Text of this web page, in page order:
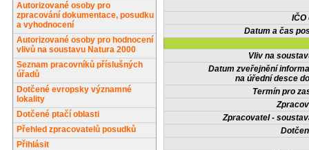
Autorizované osoby pro
zpracování dokumentace, posudku
a vyhodnocení
Autorizované osoby pro hodnocení
vlivů na soustavu Natura 2000
Seznam pracovníků příslušných
úřadů
Dotčené evropsky významné
lokality
Dotčené ptačí oblasti
Přehled zpracovatelů posudků
Přihlásit
IČO
Datum a čas
Vliv na
Datum zveřejnění
na úřední desce
Termín pro
Zpracovatel -